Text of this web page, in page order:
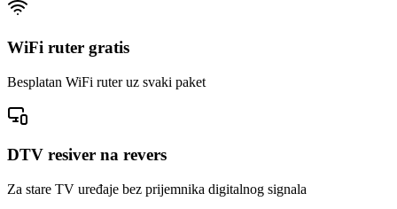
WiFi ruter gratis
Besplatan WiFi ruter uz svaki paket
DTV resiver na revers
Za stare TV uređaje bez prijemnika digitalnog signala